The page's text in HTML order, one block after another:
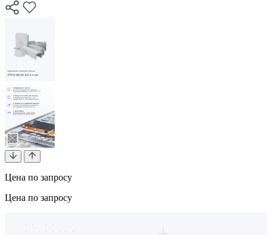
Цена по запросу
Цена по запросу